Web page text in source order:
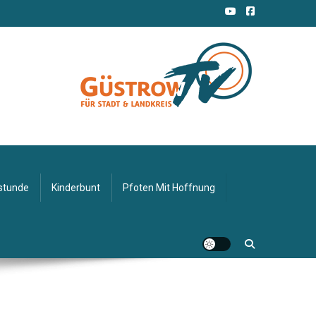
Kinderbunt Pfoten Mit Hoffnung